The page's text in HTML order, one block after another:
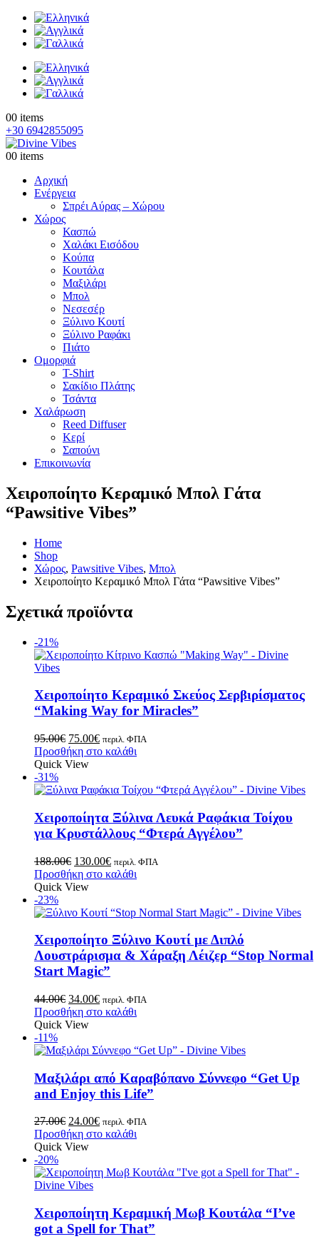
00 items
+30 6942855095
00 items
Αρχική
Ενέργεια
Σπρέι Αύρας – Χώρου
Χώρος
Κασπώ
Χαλάκι Εισόδου
Κούπα
Κουτάλα
Μαξιλάρι
Μπολ
Νεσεσέρ
Ξύλινο Κουτί
Ξύλινο Ραφάκι
Πιάτο
Ομορφιά
T-Shirt
Σακίδιο Πλάτης
Τσάντα
Χαλάρωση
Reed Diffuser
Κερί
Σαπούνι
Επικοινωνία
Χειροποίητο Κεραμικό Μπολ Γάτα
“Pawsitive Vibes”
Home
Shop
Χώρος, Pawsitive Vibes, Μπολ
Χειροποίητο Κεραμικό Μπολ Γάτα “Pawsitive Vibes”
Σχετικά προϊόντα
-21%
Χειροποίητο Κεραμικό Σκεύος Σερβιρίσματος
“Making Way for Miracles”
95.00€ 75.00€ περιλ. ΦΠΑ
Προσθήκη στο καλάθι
Quick View
-31%
Χειροποίητα Ξύλινα Λευκά Ραφάκια Τοίχου
για Κρυστάλλους “Φτερά Αγγέλου”
188.00€ 130.00€ περιλ. ΦΠΑ
Προσθήκη στο καλάθι
Quick View
-23%
Χειροποίητο Ξύλινο Κουτί με Διπλό
Λουστράρισμα & Χάραξη Λέιζερ “Stop Normal
Start Magic”
44.00€ 34.00€ περιλ. ΦΠΑ
Προσθήκη στο καλάθι
Quick View
-11%
Μαξιλάρι από Καραβόπανο Σύννεφο “Get Up
and Enjoy this Life”
27.00€ 24.00€ περιλ. ΦΠΑ
Προσθήκη στο καλάθι
Quick View
-20%
Χειροποίητη Κεραμική Μωβ Κουτάλα “I’ve
got a Spell for That”